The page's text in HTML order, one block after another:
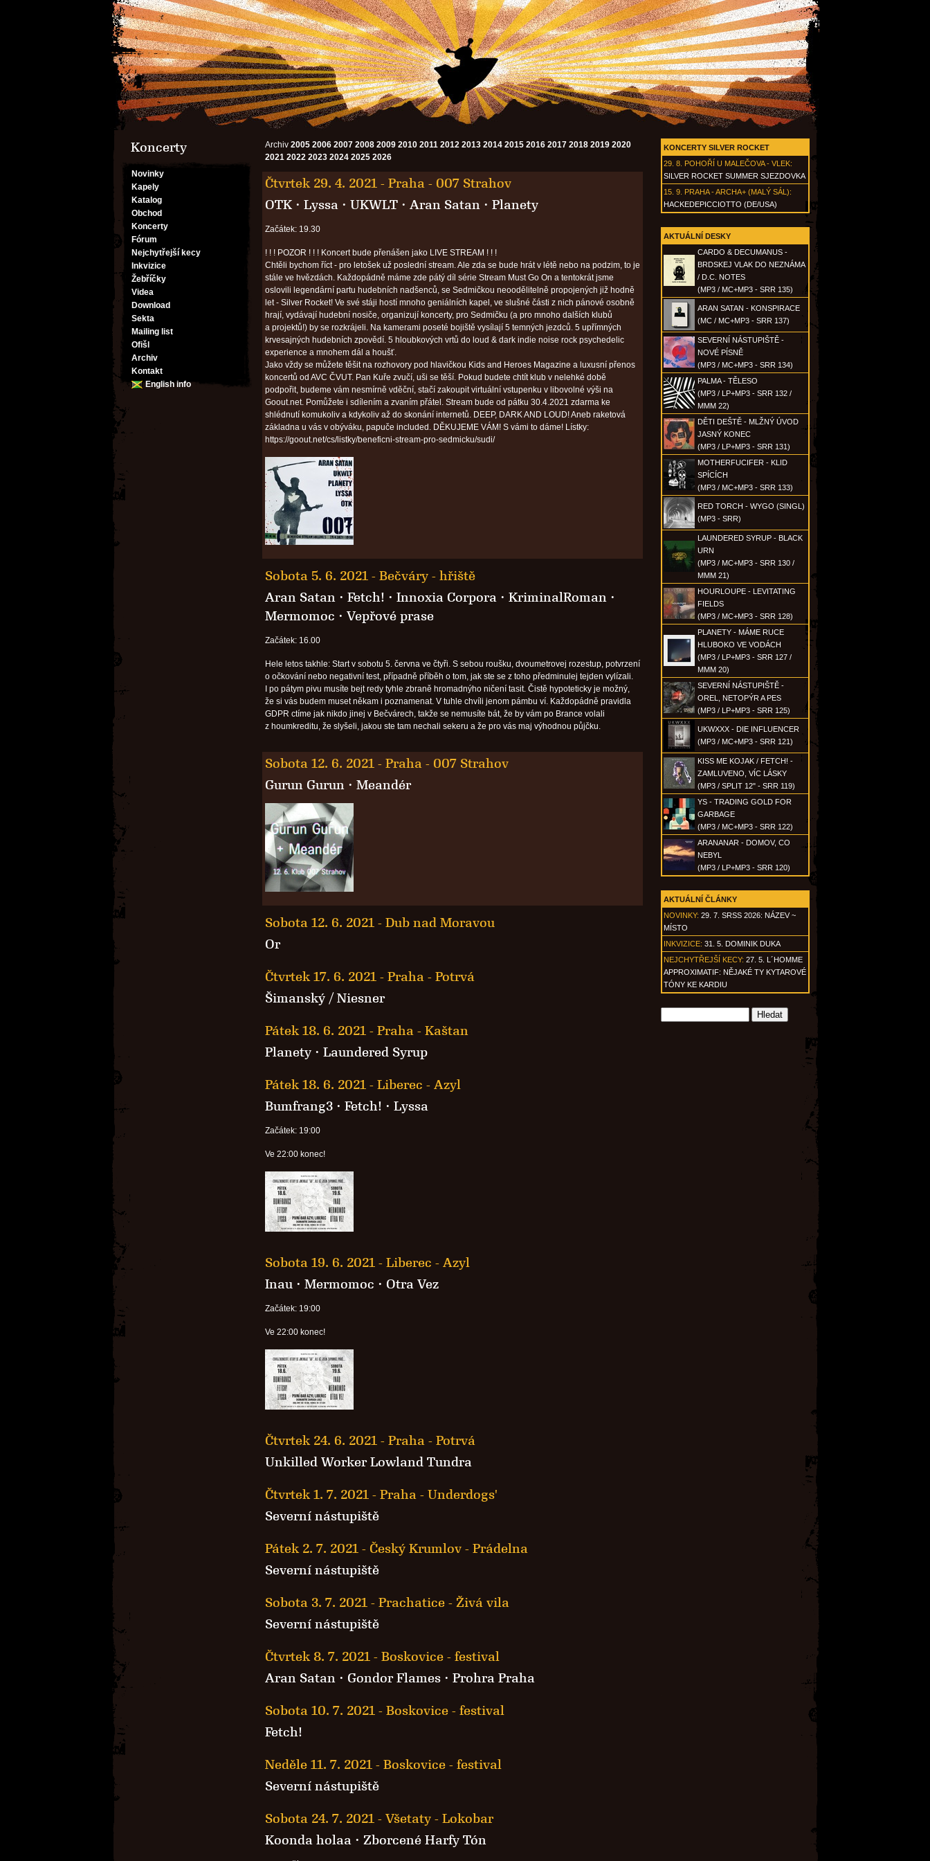
Koncerty
Novinky
Kapely
Katalog
Obchod
Koncerty
Fórum
Nejchytřejší kecy
Inkvizice
Žebříčky
Videa
Download
Sekta
Mailing list
Ofišl
Archiv
Kontakt
English info
KONCERTY SILVER ROCKET
29. 8. POHOŘÍ U MALEČOVA - VLEK:
SILVER ROCKET SUMMER SJEZDOVKA
15. 9. PRAHA - ARCHA+ (MALÝ SÁL):
HACKEDEPICCIOTTO (DE/USA)
AKTUÁLNÍ DESKY
CARDO & DECUMANUS -
BRDSKEJ VLAK DO NEZNÁMA
/ D.C. NOTES
(MP3 / MC+MP3 - SRR 135)
ARAN SATAN - KONSPIRACE
(MC / MC+MP3 - SRR 137)
SEVERNÍ NÁSTUPIŠTĚ -
NOVÉ PÍSNĚ
(MP3 / MC+MP3 - SRR 134)
PALMA - TĚLESO
(MP3 / LP+MP3 - SRR 132 /
MMM 22)
DĚTI DEŠTĚ - MLŽNÝ ÚVOD
JASNÝ KONEC
(MP3 / LP+MP3 - SRR 131)
MOTHERFUCIFER - KLID
SPÍCÍCH
(MP3 / MC+MP3 - SRR 133)
RED TORCH - WYGO (SINGL)
(MP3 - SRR)
LAUNDERED SYRUP - BLACK
URN
(MP3 / MC+MP3 - SRR 130 /
MMM 21)
HOURLOUPE - LEVITATING
FIELDS
(MP3 / MC+MP3 - SRR 128)
PLANETY - MÁME RUCE
HLUBOKO VE VODÁCH
(MP3 / LP+MP3 - SRR 127 /
MMM 20)
SEVERNÍ NÁSTUPIŠTĚ -
OREL, NETOPÝR A PES
(MP3 / LP+MP3 - SRR 125)
UKWXXX - DIE INFLUENCER
(MP3 / MC+MP3 - SRR 121)
KISS ME KOJAK / FETCH! -
ZAMLUVENO, VÍC LÁSKY
(MP3 / SPLIT 12" - SRR 119)
YS - TRADING GOLD FOR
GARBAGE
(MP3 / MC+MP3 - SRR 122)
ARANANAR - DOMOV, CO
NEBYL
(MP3 / LP+MP3 - SRR 120)
AKTUÁLNÍ ČLÁNKY
NOVINKY: 29. 7. SRSS 2026: NÁZEV ~
MÍSTO
INKVIZICE: 31. 5. DOMINIK DUKA
NEJCHYTŘEJŠÍ KECY: 27. 5. L´HOMME
APPROXIMATIF: NĚJAKÉ TY KYTAROVÉ
TÓNY KE KARDIU
Archiv 2005 2006 2007 2008 2009 2010 2011 2012 2013 2014 2015 2016 2017 2018 2019 2020
2021 2022 2023 2024 2025 2026
Čtvrtek 29. 4. 2021 - Praha - 007 Strahov
OTK · Lyssa · UKWLT · Aran Satan · Planety
Začátek: 19.30
! ! ! POZOR ! ! ! Koncert bude přenášen jako LIVE STREAM ! ! !
Chtěli bychom říct - pro letošek už poslední stream. Ale zda se bude hrát v létě nebo na podzim, to je
stále ve hvězdách. Každopádně máme zde pátý díl série Stream Must Go On a tentokrát jsme
oslovili legendární partu hudebních nadšenců, se Sedmičkou neoodělitelně propojených již hodně
let - Silver Rocket! Ve své stáji hostí mnoho geniálních kapel, ve slušné části z nich pánové osobně
hrají, vydávají hudební nosiče, organizují koncerty, pro Sedmičku (a pro mnoho dalších klubů
a projektů!) by se rozkrájeli. Na kamerami poseté bojiště vysílají 5 temných jezdců. 5 upřímných
krvesajných hudebních zpovědí. 5 hloubkových vrtů do loud & dark indie noise rock psychedelic
experience a mnohem dál a houšť.
Jako vždy se můžete těšit na rozhovory pod hlavičkou Kids and Heroes Magazine a luxusní přenos
koncertů od AVC ČVUT. Pan Kuře zvučí, uši se těší. Pokud budete chtít klub v nelehké době
podpořit, budeme vám nesmírně vděční, stačí zakoupit virtuální vstupenku v libovolné výši na
Goout.net. Pomůžete i sdílením a zvaním přátel. Stream bude od pátku 30.4.2021 zdarma ke
shlédnutí komukoliv a kdykoliv až do skonání internetů. DEEP, DARK AND LOUD! Aneb raketová
základna u vás v obýváku, papuče included. DĚKUJEME VÁM! S vámi to dáme! Lístky:
https://goout.net/cs/listky/beneficni-stream-pro-sedmicku/sudi/
Sobota 5. 6. 2021 - Bečváry - hřiště
Aran Satan · Fetch! · Innoxia Corpora · KriminalRoman ·
Mermomoc · Vepřové prase
Začátek: 16.00
Hele letos takhle: Start v sobotu 5. června ve čtyři. S sebou roušku, dvoumetrovej rozestup, potvrzení
o očkování nebo negativní test, případně příběh o tom, jak ste se z toho předminulej tejden vylízali.
I po pátym pivu musíte bejt redy tyhle zbraně hromadnýho ničení tasit. Čistě hypoteticky je možný,
že si vás budem muset někam i poznamenat. V tuhle chvíli jenom pámbu ví. Každopádně pravidla
GDPR ctíme jak nikdo jinej v Bečvárech, takže se nemusíte bát, že by vám po Brance volali
z houmkreditu, že slyšeli, jakou ste tam nechali sekeru a že pro vás maj výhodnou půjčku.
Sobota 12. 6. 2021 - Praha - 007 Strahov
Gurun Gurun · Meandér
Sobota 12. 6. 2021 - Dub nad Moravou
Or
Čtvrtek 17. 6. 2021 - Praha - Potrvá
Šimanský / Niesner
Pátek 18. 6. 2021 - Praha - Kaštan
Planety · Laundered Syrup
Pátek 18. 6. 2021 - Liberec - Azyl
Bumfrang3 · Fetch! · Lyssa
Začátek: 19:00
Ve 22:00 konec!
Sobota 19. 6. 2021 - Liberec - Azyl
Inau · Mermomoc · Otra Vez
Začátek: 19:00
Ve 22:00 konec!
Čtvrtek 24. 6. 2021 - Praha - Potrvá
Unkilled Worker Lowland Tundra
Čtvrtek 1. 7. 2021 - Praha - Underdogs'
Severní nástupiště
Pátek 2. 7. 2021 - Český Krumlov - Prádelna
Severní nástupiště
Sobota 3. 7. 2021 - Prachatice - Živá vila
Severní nástupiště
Čtvrtek 8. 7. 2021 - Boskovice - festival
Aran Satan · Gondor Flames · Prohra Praha
Sobota 10. 7. 2021 - Boskovice - festival
Fetch!
Neděle 11. 7. 2021 - Boskovice - festival
Severní nástupiště
Sobota 24. 7. 2021 - Všetaty - Lokobar
Koonda holaa · Zborcené Harfy Tón